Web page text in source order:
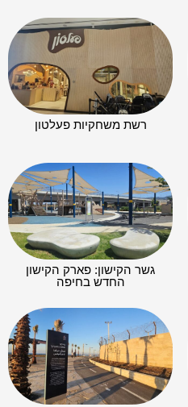
רשת משחקיות פעלטון
גשר הקישון: פארק הקישון
החדש בחיפה